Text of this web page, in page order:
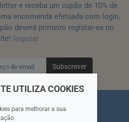
e receba um cupão de 10% de
encomenda efetuada com login.
deverá primeiro registar-se no
Registar
Subscrever
UTILIZA COOKIES
para melhorar a sua